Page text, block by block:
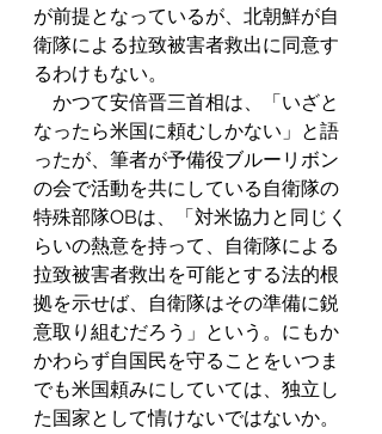
が前提となっているが、北朝鮮が自
衛隊による拉致被害者救出に同意す
るわけもない。
かつて安倍晋三首相は、「いざと
なったら米国に頼むしかない」と語
ったが、筆者が予備役ブルーリボン
の会で活動を共にしている自衛隊の
特殊部隊OBは、「対米協力と同じく
らいの熱意を持って、自衛隊による
拉致被害者救出を可能とする法的根
拠を示せば、自衛隊はその準備に鋭
意取り組むだろう」という。にもか
かわらず自国民を守ることをいつま
でも米国頼みにしていては、独立し
た国家として情けないではないか。